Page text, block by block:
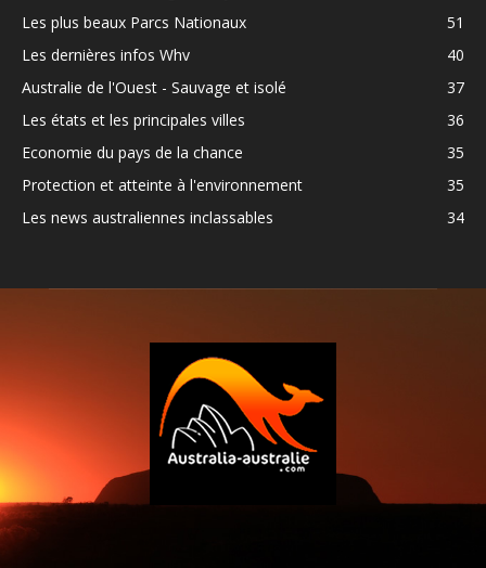
Les plus beaux Parcs Nationaux
51
Les dernières infos Whv
40
Australie de l'Ouest - Sauvage et isolé
37
Les états et les principales villes
36
Economie du pays de la chance
35
Protection et atteinte à l'environnement
35
Les news australiennes inclassables
34